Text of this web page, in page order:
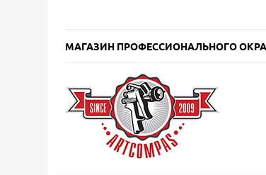
МАГАЗИН ПРОФЕССИОНАЛЬНОГО